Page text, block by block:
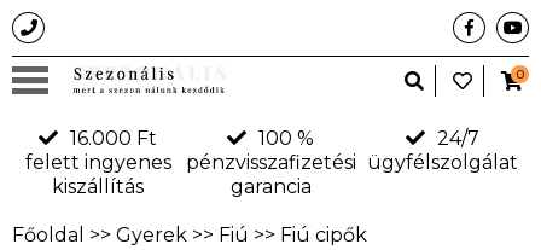
0
16.000 Ft
felett ingyenes
kiszállítás
100 %
pénzvisszafizetési
garancia
24/7
ügyfélszolgálat
Főoldal >> Gyerek >> Fiú >> Fiú cipők